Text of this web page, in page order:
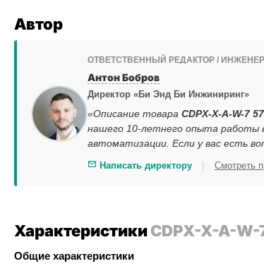
Автор
ОТВЕТСТВЕННЫЙ РЕДАКТОР / ИНЖЕНЕР
Антон Бобров
Директор «Би Энд Би Инжиниринг»
«Описание товара CDPX-X-A-W-7
нашего 10-летнего опыта работы
автоматизации. Если у вас есть
Написать директору | Смотреть
ХарактеристикиCDPX-X-A-W-
Общие характеристики